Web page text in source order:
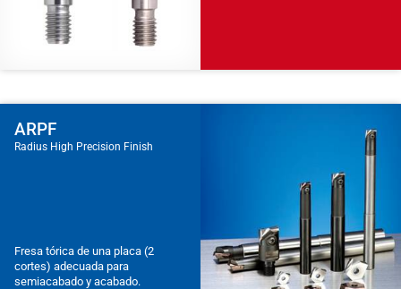
ARPF
Radius High Precision Finish
Fresa tórica de una placa (2
cortes) adecuada para
semiacabado y acabado.